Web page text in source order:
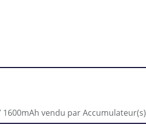
vendu par Accumulateur(s)